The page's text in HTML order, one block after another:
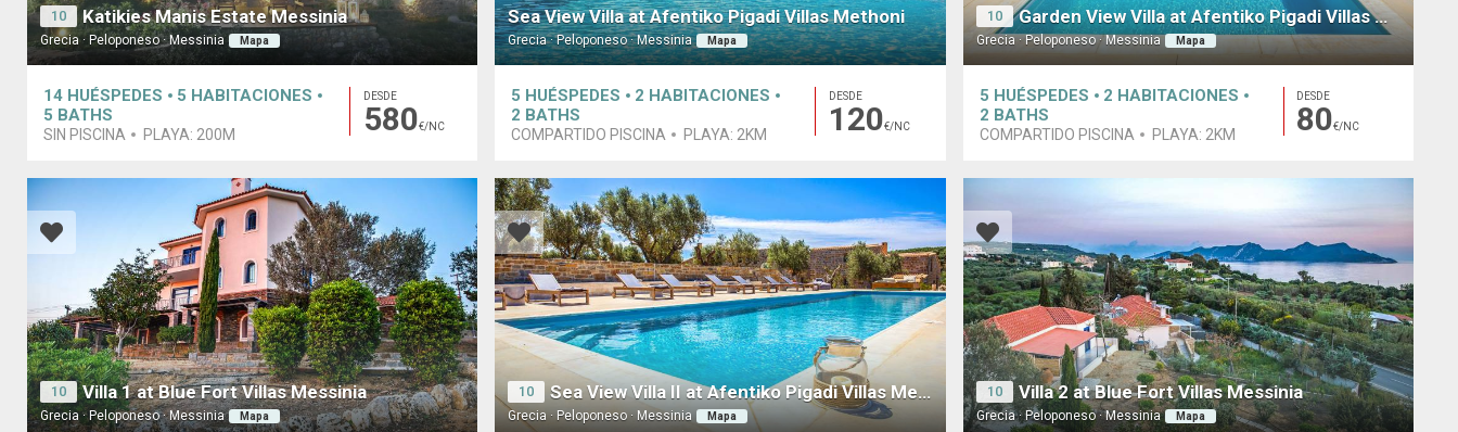
10 Katikies Manis Estate Messinia
Grecia · Peloponeso · Messinia Mapa
14 HUÉSPEDES 5 HABITACIONES
5 BATHS
SIN PISCINA PLAYA: 200M
DESDE
580€/NC
Sea View Villa at Afentiko Pigadi Villas Methoni
Grecia · Peloponeso · Messinia Mapa
5 HUÉSPEDES 2 HABITACIONES
2 BATHS
COMPARTIDO PISCINA PLAYA: 2KM
DESDE
120€/NC
10 Garden View Villa at Afentiko Pigadi Villas Methoni
Grecia · Peloponeso · Messinia Mapa
5 HUÉSPEDES 2 HABITACIONES
2 BATHS
COMPARTIDO PISCINA PLAYA: 2KM
DESDE
80€/NC
10 Villa 1 at Blue Fort Villas Messinia
Grecia · Peloponeso · Messinia Mapa
10 Sea View Villa II at Afentiko Pigadi Villas Methoni
Grecia · Peloponeso · Messinia Mapa
10 Villa 2 at Blue Fort Villas Messinia
Grecia · Peloponeso · Messinia Mapa